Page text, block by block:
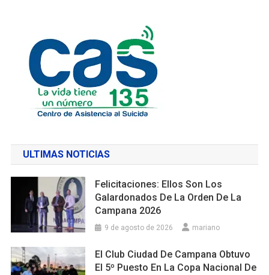
ULTIMAS NOTICIAS
Felicitaciones: Ellos Son Los
Galardonados De La Orden De La
Campana 2026
9 de agosto de 2026 mariano
El Club Ciudad De Campana Obtuvo
El 5º Puesto En La Copa Nacional De